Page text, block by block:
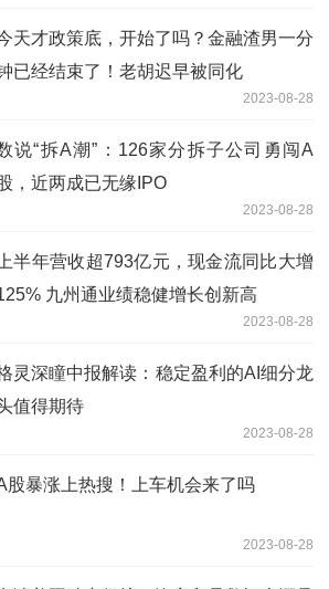
天才政策底，开始了吗？金融渣男一分
已经结束了！老胡迟早被同化
2023-08-28
说“拆A潮”：126家分拆子公司勇闯A
股，近两成已无缘IPO
2023-08-28
上半年营收超793亿元，现金流同比大增
九州通业绩稳健增长创新高
2023-08-28
灵深瞳中报解读：稳定盈利的AI细分龙
值得期待
2023-08-28
股暴涨上热搜！上车机会来了吗
2023-08-28